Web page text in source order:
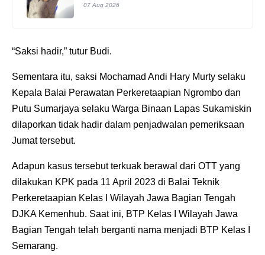
07 Aug 2026
“Saksi hadir,” tutur Budi.
Sementara itu, saksi Mochamad Andi Hary Murty selaku
Kepala Balai Perawatan Perkeretaapian Ngrombo dan
Putu Sumarjaya selaku Warga Binaan Lapas Sukamiskin
dilaporkan tidak hadir dalam penjadwalan pemeriksaan
Jumat tersebut.
Adapun kasus tersebut terkuak berawal dari OTT yang
dilakukan KPK pada 11 April 2023 di Balai Teknik
Perkeretaapian Kelas I Wilayah Jawa Bagian Tengah
DJKA Kemenhub. Saat ini, BTP Kelas I Wilayah Jawa
Bagian Tengah telah berganti nama menjadi BTP Kelas I
Semarang.